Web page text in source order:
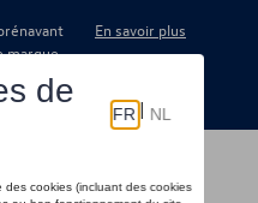
marque
En savoir plus